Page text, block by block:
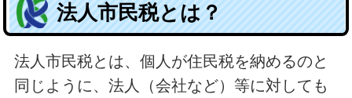
法人市民税とは？
法人市民税とは、個人が住民税を納めるのと
同じように、法人（会社など）等に対しても